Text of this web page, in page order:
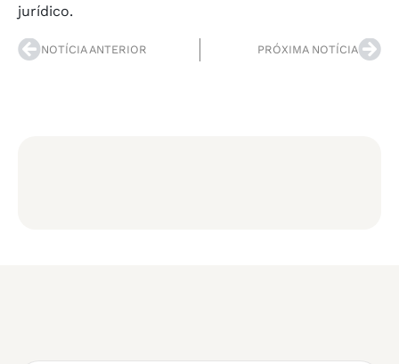
jurídico.
NOTÍCIA ANTERIOR PRÓXIMA NOTÍCIA